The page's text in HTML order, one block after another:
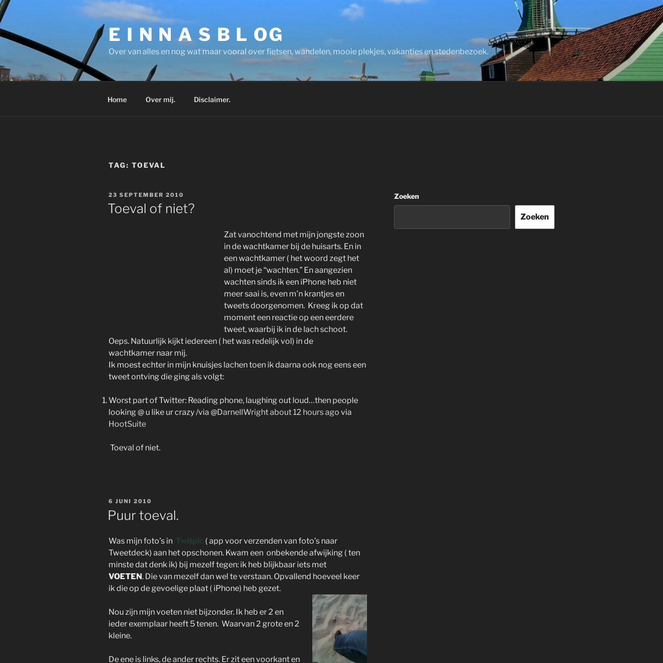
Ga
naar
de
inhoud
E I N N A S B L OG
Over van alles en nog wat maar vooral over fietsen, wandelen, mooie plekjes, vakanties en stedenbezoek.
Home Over mij. Disclaimer.
TAG: TOEVAL
GEPLAATST
OP
23 SEPTEMBER 2010
Toeval of niet?
Zat vanochtend met mijn jongste zoon
in de wachtkamer bij de huisarts. En in
een wachtkamer ( het woord zegt het
al) moet je “wachten.” En aangezien
wachten sinds ik een iPhone heb niet
meer saai is, even m’n krantjes en
tweets doorgenomen. Kreeg ik op dat
moment een reactie op een eerdere
tweet, waarbij ik in de lach schoot.
Oeps. Natuurlijk kijkt iedereen ( het was redelijk vol) in de
wachtkamer naar mij.
Ik moest echter in mijn knuisjes lachen toen ik daarna ook nog eens een
tweet ontving die ging als volgt:
Worst part of Twitter: Reading phone, laughing out loud…then people
looking @ u like ur crazy /via @DarnellWrightabout 12 hours ago via
HootSuite
Toeval of niet.
GEPLAATST
6 JUNI 2010
Puur toeval.
Was mijn foto’s in Twitpic ( app voor verzenden van foto’s naar
Tweetdeck) aan het opschonen. Kwam een onbekende afwijking ( ten
minste dat denk ik) bij mezelf tegen: ik heb blijkbaar iets met
VOETEN. Die van mezelf dan wel te verstaan. Opvallend hoeveel keer
ik die op de gevoelige plaat ( iPhone) heb gezet.
Nou zijn mijn voeten niet bijzonder. Ik heb er 2 en
ieder exemplaar heeft 5 tenen. Waarvan 2 grote en 2
kleine.
De ene is links, de ander rechts. Er zit een voorkant en
Zoeken
Zoeken